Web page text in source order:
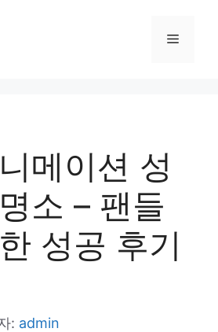
메
메이션 성
소 – 팬들
성공 후기
: admin